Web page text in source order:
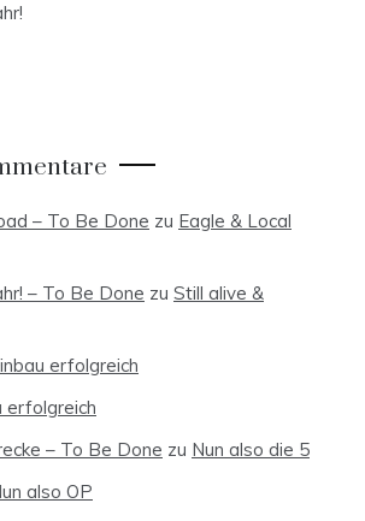
– To Be Done zu Eagle & Local
– To Be Done zu Still alive &
erfolgreich
erfolgreich
– To Be Done zu Nun also die 5
also OP